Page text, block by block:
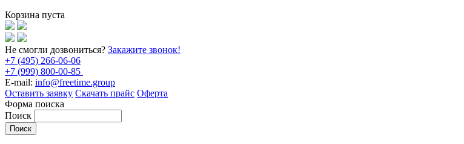
Корзина пуста
Не смогли дозвониться? Закажите звонок!
+7 (495) 266-06-06
+7 (999) 800-00-85
E-mail: info@freetime.group
Оставить заявку Скачать прайс Оферта
Форма поиска
Поиск